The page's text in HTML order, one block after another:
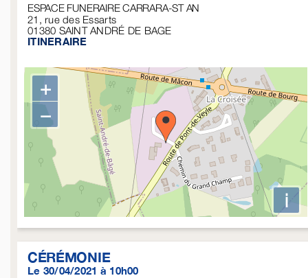
ESPACE FUNERAIRE CARRARA-ST AN
21, rue des Essarts
01380 SAINT ANDRÉ DE BAGE
ITINERAIRE
+
−
i
CÉRÉMONIE
Le 30/04/2021 à 10h00